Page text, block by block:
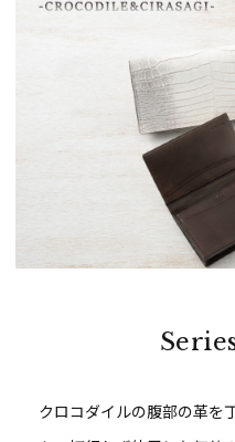
クロコダイルの腹部の革を